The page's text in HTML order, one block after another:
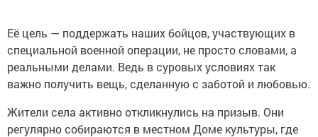
Её цель — поддержать наших бойцов, участвующих в
специальной военной операции, не просто словами, а
реальными делами. Ведь в суровых условиях так
важно получить вещь, сделанную с заботой и любовью.
Жители села активно откликнулись на призыв. Они
регулярно собираются в местном Доме культуры, где